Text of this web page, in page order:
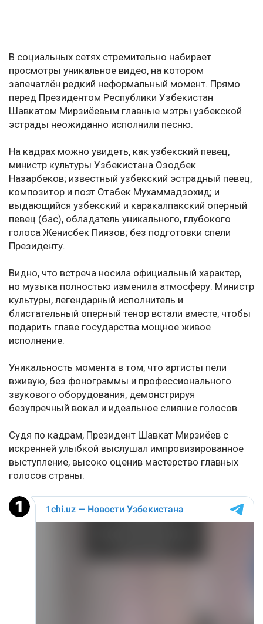
В социальных сетях стремительно набирает
просмотры уникальное видео, на котором
запечатлён редкий неформальный момент. Прямо
перед Президентом Республики Узбекистан
Шавкатом Мирзиёевым главные мэтры узбекской
эстрады неожиданно исполнили песню.
На кадрах можно увидеть, как узбекский певец,
министр культуры Узбекистана Озодбек
Назарбеков; известный узбекский эстрадный певец,
композитор и поэт Отабек Мухаммадзохид; и
выдающийся узбекский и каракалпакский оперный
певец (бас), обладатель уникального, глубокого
голоса Женисбек Пиязов; без подготовки спели
Президенту.
Видно, что встреча носила официальный характер,
но музыка полностью изменила атмосферу. Министр
культуры, легендарный исполнитель и
блистательный оперный тенор встали вместе, чтобы
подарить главе государства мощное живое
исполнение.
Уникальность момента в том, что артисты пели
вживую, без фонограммы и профессионального
звукового оборудования, демонстрируя
безупречный вокал и идеальное слияние голосов.
Судя по кадрам, Президент Шавкат Мирзиёев с
искренней улыбкой выслушал импровизированное
выступление, высоко оценив мастерство главных
голосов страны.